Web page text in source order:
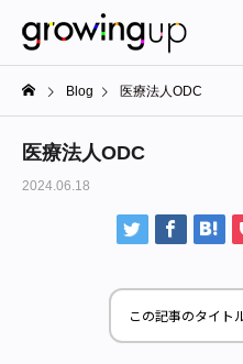
Blog 医療法人ODC
医療法人ODC
2024.06.18
この記事のタイト